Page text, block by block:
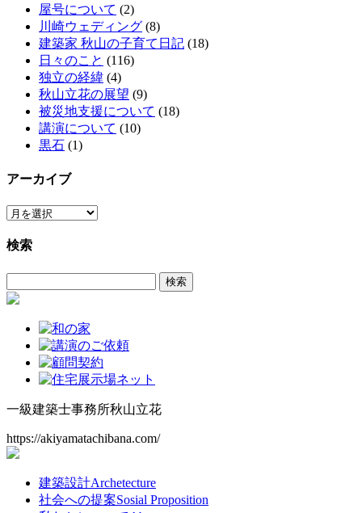
屋号について (2)
川崎ウェディング (8)
建築家 秋山の子育て日記 (18)
日々のこと (116)
独立の経緯 (4)
秋山立花の展望 (9)
被災地支援について (18)
講演について (10)
黒石 (1)
アーカイブ
ア
カ
検索
索:
一級建築士事務所秋山立花
https://akiyamatachibana.com/
建築設計Archetecture
社会への提案Sosial Proposition